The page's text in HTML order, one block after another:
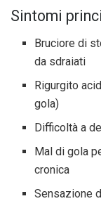
Sintomi
Bruciore di
da sdraiati
Rigurgito
gola)
Difficoltà a
Mal di gola
cronica
Sensazione